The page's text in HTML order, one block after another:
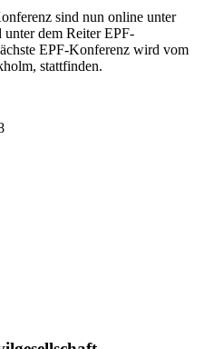
sind nun online unter
unter dem Reiter EPF-
EPF-Konferenz wird vom
stattfinden.